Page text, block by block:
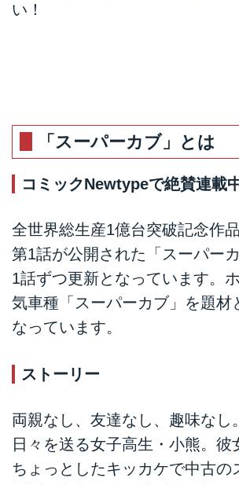
い！
「スーパーカブ」とは
コミックNewtypeで絶賛連載
全世界総生産1億台突破記念作
第1話が公開された「スーパー
1話ずつ更新となっています。
気車種「スーパーカブ」を題材
なっています。
ストーリー
両親なし、友達なし、趣味なし
日々を送る女子高生・小熊。彼
ちょっとしたキッカケで中古の